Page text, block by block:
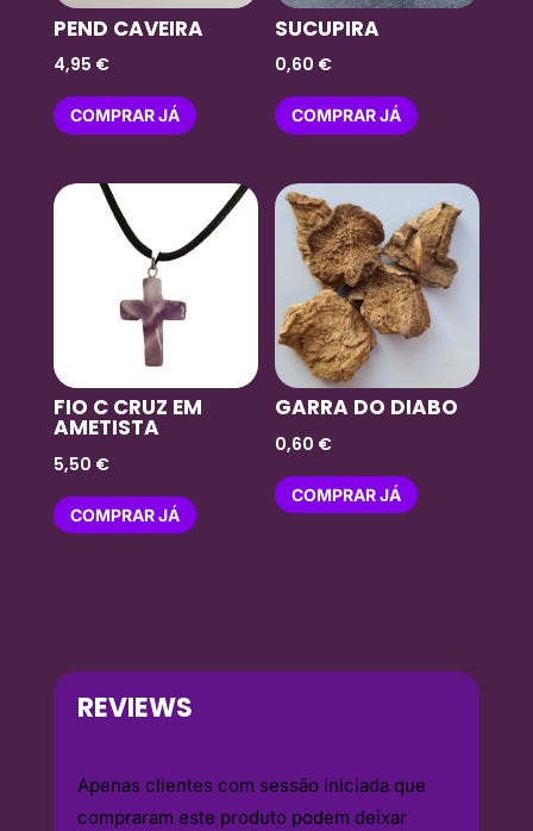
PEND CAVEIRA
4,95 €
COMPRAR JÁ
SUCUPIRA
0,60 €
COMPRAR JÁ
FIO C CRUZ EM
AMETISTA
5,50 €
COMPRAR JÁ
GARRA DO DIABO
0,60 €
COMPRAR JÁ
REVIEWS
Apenas clientes com sessão iniciada que
compraram este produto podem deixar